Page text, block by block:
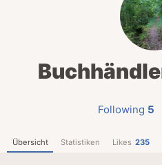
Following 5
Übersicht Statistiken Likes 235